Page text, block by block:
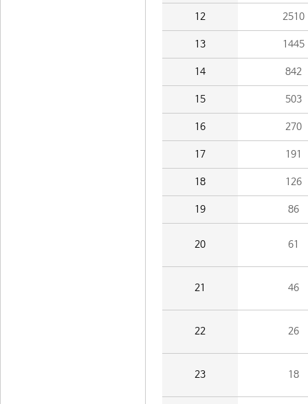
12 2510
13 1445
14 842
15 503
16 270
17 191
18 126
19 86
20 61
21 46
22 26
23 18